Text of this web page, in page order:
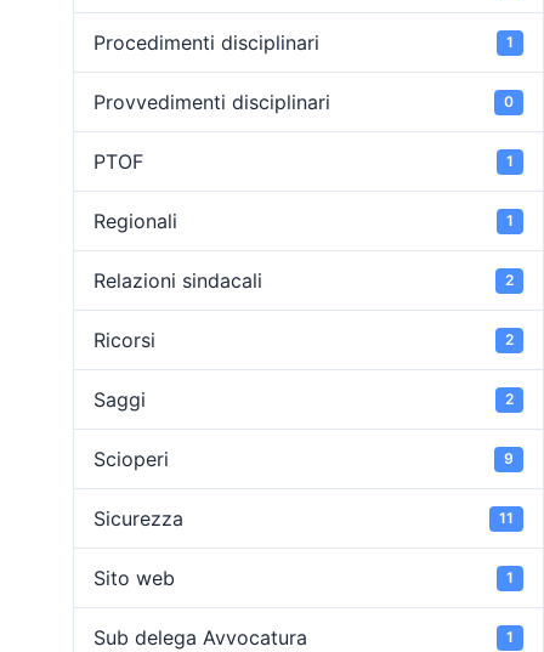
Procedimenti disciplinari 1
Provvedimenti disciplinari 0
PTOF 1
Regionali 1
Relazioni sindacali 2
Ricorsi 2
Saggi 2
Scioperi 9
Sicurezza 11
Sito web 1
Sub delega Avvocatura 1